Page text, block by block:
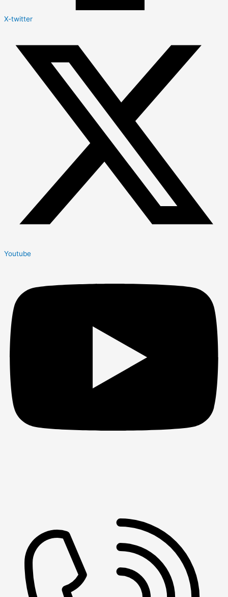
X-twitter
Youtube